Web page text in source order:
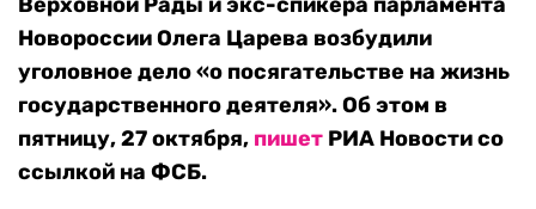
Новороссии Олега Царева возбудили
уголовное дело «о посягательстве на жизнь
государственного деятеля». Об этом в
пятницу, 27 октября, пишет РИА Новости со
ссылкой на ФСБ.